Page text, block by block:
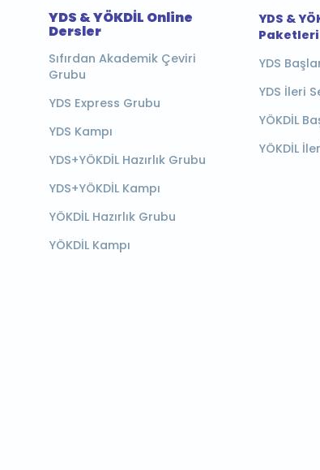
YDS & YÖKDİL Online
Dersler
Sıfırdan Akademik Çeviri
Grubu
YDS Express Grubu
YDS Kampı
YDS+YÖKDİL Hazırlık Grubu
YDS+YÖKDİL Kampı
YÖKDİL Hazırlık Grubu
YÖKDİL Kampı
YDS &
Paketleri
YDS
YDS İleri
YÖKDİL
YÖKDİL